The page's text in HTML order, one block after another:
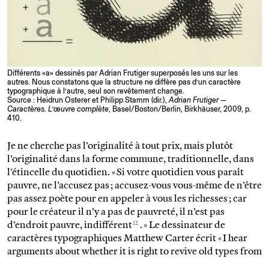
Différents «a» dessinés par Adrian Frutiger superposés les uns sur les
autres. Nous constatons que la structure ne diffère pas d’un caractère
typographique à l’autre, seul son revêtement change.
Source : Heidrun Osterer et Philipp Stamm (dir.),Adrian Frutiger —
Caractères. L’œuvre complète, Basel/Boston/Berlin, Birkhäuser, 2009, p.
410.
Je ne cherche pas l’originalité à tout prix, mais plutôt
l’originalité dans la forme commune, traditionnelle, dans
l’étincelle du quotidien. « Si votre quotidien vous paraît
pauvre, ne l’accusez pas ; accusez-vous vous-même de n’être
pas assez poète pour en appeler à vous les richesses ; car
pour le créateur il n’y a pas de pauvreté, il n’est pas
d’endroit pauvre, indifférent12 . » Le dessinateur de
caractères typographiques Matthew Carter écrit « I hear
arguments about whether it is right to revive old types from